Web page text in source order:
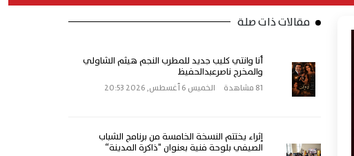
مقالات ذات صلة
أنا وانتي كليب جديد للمطرب النجم هيثم الشاولي
والمخرج ناصرعبدالحفيظ
81 مشاهدة الخميس 6 أغسطس, 2026 20:53
إثراء يختتم النسخة الخامسة من برنامج الشباب
الصيفي بلوحة فنية بعنوان "ذاكرة المدينة“